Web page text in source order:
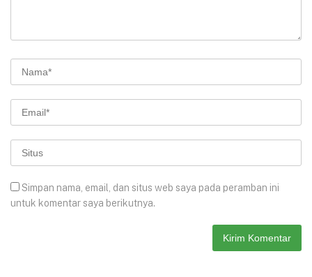
Simpan nama, email, dan situs web saya pada peramban ini
untuk komentar saya berikutnya.